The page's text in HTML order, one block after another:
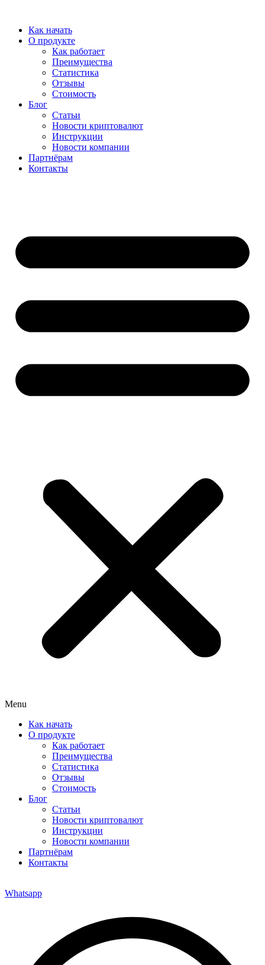
содержимому
Как начать
О продукте
Как работает
Преимущества
Статистика
Отзывы
Стоимость
Блог
Статьи
Новости криптовалют
Инструкции
Новости компании
Партнёрам
Контакты
Menu
Как начать
О продукте
Как работает
Преимущества
Статистика
Отзывы
Стоимость
Блог
Статьи
Новости криптовалют
Инструкции
Новости компании
Партнёрам
Контакты
Whatsapp